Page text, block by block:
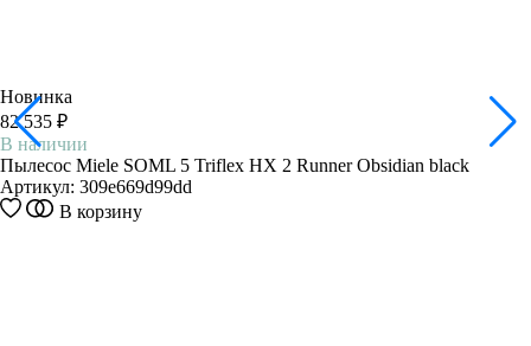
Новинка
82 535 ₽
В наличии
Пылесос Miele SOML 5 Triflex HX 2 Runner Obsidian black
Артикул: 309e669d99dd
В корзину